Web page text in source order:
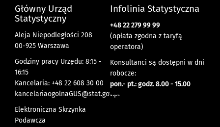
Główny Urząd
Statystyczny
Aleja Niepodległości 208
00-925 Warszawa
Godziny pracy Urzędu: 8:15 -
16:15
Kancelaria: +48 22 608 30 00
kancelariaogolnaGUS@stat.gov.pl
Elektroniczna Skrzynka
Podawcza
Infolinia Statystyczna
+48 22 279 99 99
(opłata zgodna z taryfą
operatora)
Konsultanci są dostępni w dni
robocze:
pon.- pt.: godz. 8.00 - 15.00